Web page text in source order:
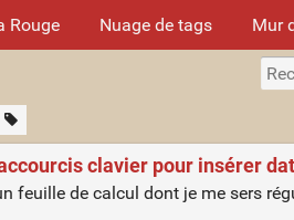
Rouge Nuage de tags Mur
clavier pour insérer
feuille de calcul dont je me sers